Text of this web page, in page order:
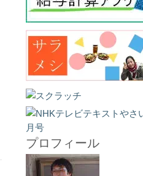
プロフィール